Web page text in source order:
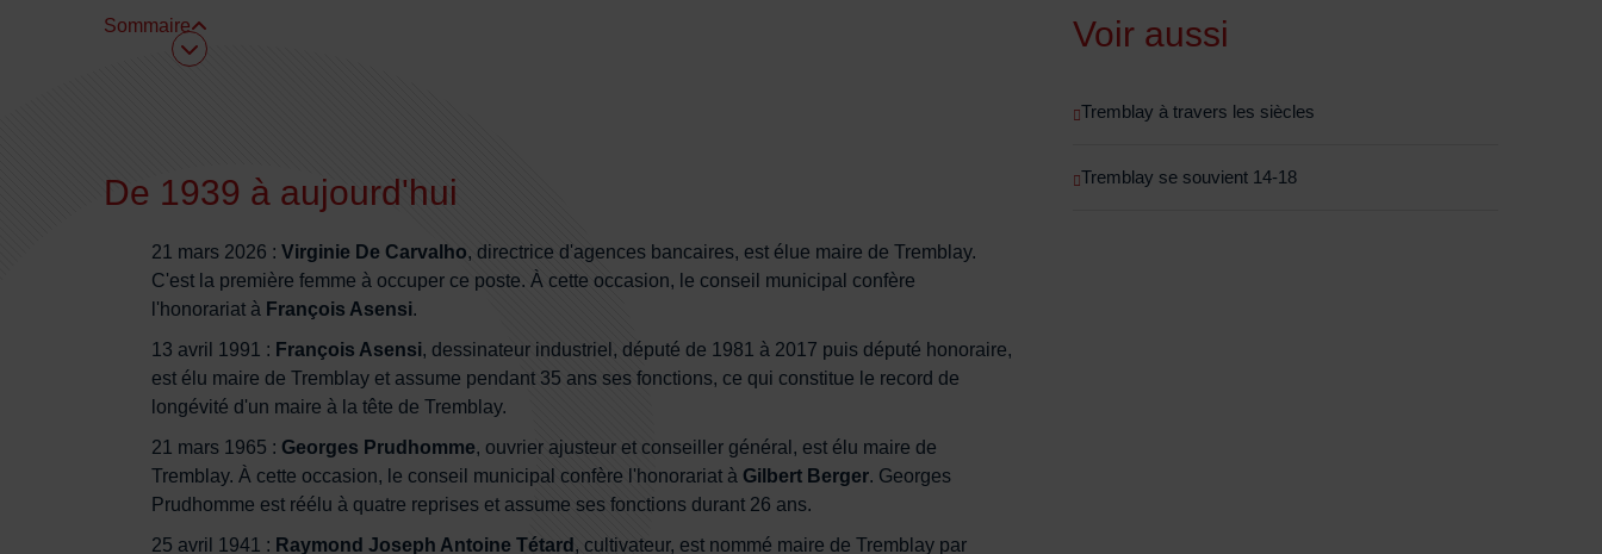
Sommaire
Sommaire
De 1939 à aujourd'hui
21 mars 2026 : Virginie De Carvalho, directrice d'agences bancaires, est élue maire de Tremblay.
C'est la première femme à occuper ce poste. À cette occasion, le conseil municipal confère
l'honorariat à François Asensi.
13 avril 1991 : François Asensi, dessinateur industriel, député de 1981 à 2017 puis député honoraire,
est élu maire de Tremblay et assume pendant 35 ans ses fonctions, ce qui constitue le record de
longévité d'un maire à la tête de Tremblay.
21 mars 1965 : Georges Prudhomme, ouvrier ajusteur et conseiller général, est élu maire de
Tremblay. À cette occasion, le conseil municipal confère l'honorariat à Gilbert Berger. Georges
Prudhomme est réélu à quatre reprises et assume ses fonctions durant 26 ans.
25 avril 1941 : Raymond Joseph Antoine Tétard , cultivateur, est nommé maire de Tremblay par
Voir aussi
Tremblay à travers les siècles
Tremblay se souvient 14-18